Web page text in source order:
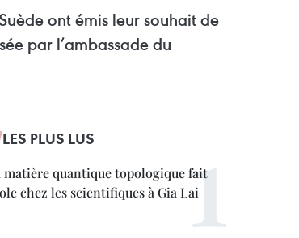
ont émis leur souhait de
par l’ambassade du
LES PLUS LUS
matière quantique topologique fait
chez les scientifiques à Gia Lai